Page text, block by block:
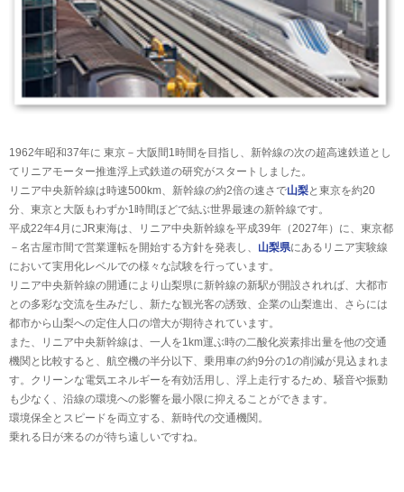
1962年昭和37年に 東京－大阪間1時間を目指し、新幹線の次の超高速鉄道とし
てリニアモーター推進浮上式鉄道の研究がスタートしました。
リニア中央新幹線は時速500km、新幹線の約2倍の速さで山梨と東京を約20
分、東京と大阪もわずか1時間ほどで結ぶ世界最速の新幹線です。
平成22年4月にJR東海は、リニア中央新幹線を平成39年（2027年）に、東京都
－名古屋市間で営業運転を開始する方針を発表し、 山梨県にあるリニア実験線
において実用化レベルでの様々な試験を行っています。
リニア中央新幹線の開通により山梨県に新幹線の新駅が開設されれば、大都市
との多彩な交流を生みだし、新たな観光客の誘致、企業の山梨進出、さらには
都市から山梨への定住人口の増大が期待されています。
また、リニア中央新幹線は、一人を1km運ぶ時の二酸化炭素排出量を他の交通
機関と比較すると、航空機の半分以下、乗用車の約9分の1の削減が見込まれま
す。クリーンな電気エネルギーを有効活用し、浮上走行するため、騒音や振動
も少なく、沿線の環境への影響を最小限に抑えることができます。
環境保全とスピードを両立する、新時代の交通機関。
乗れる日が来るのが待ち遠しいですね。